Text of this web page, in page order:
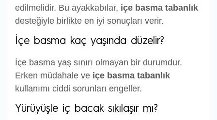
edilmelidir. Bu ayakkabılar, içe basma tabanlık
desteğiyle birlikte en iyi sonuçları verir.
İçe basma kaç yaşında düzelir?
İçe basma yaş sınırı olmayan bir durumdur.
Erken müdahale ve içe basma tabanlık
kullanımı ciddi sorunları engeller.
Yürüyüşle iç bacak sıkılaşır mı?